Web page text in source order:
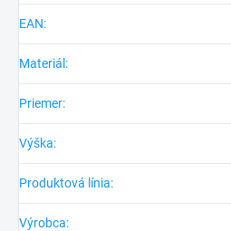
EAN:
Materiál :
Priemer:
Výška:
Produktová línia:
Výrobca: